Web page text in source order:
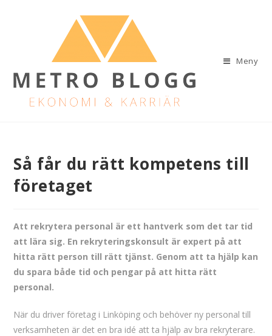
Meny
Så får du rätt kompetens till
företaget
Att rekrytera personal är ett hantverk som det tar tid
att lära sig. En rekryteringskonsult är expert på att
hitta rätt person till rätt tjänst. Genom att ta hjälp kan
du spara både tid och pengar på att hitta rätt
personal.
När du driver företag i Linköping och behöver ny personal till
verksamheten är det en bra idé att ta hjälp av bra rekryterare.